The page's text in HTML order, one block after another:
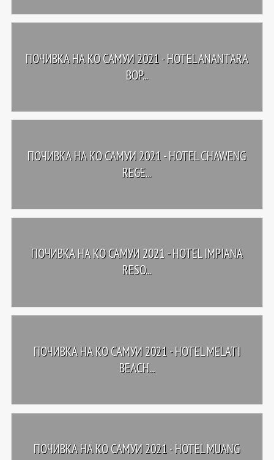
ПОЧИВКА НА КО САМУИ 2021 - HOTEL ANANTARA
BOP...
ПОЧИВКА НА КО САМУИ 2021 - HOTEL CHAWENG
REGE...
ПОЧИВКА НА КО САМУИ 2021 - HOTEL IMPIANA
RESO...
ПОЧИВКА НА КО САМУИ 2021 - HOTEL MELATI
BEACH...
ПОЧИВКА НА КО САМУИ 2021 - HOTEL MUANG